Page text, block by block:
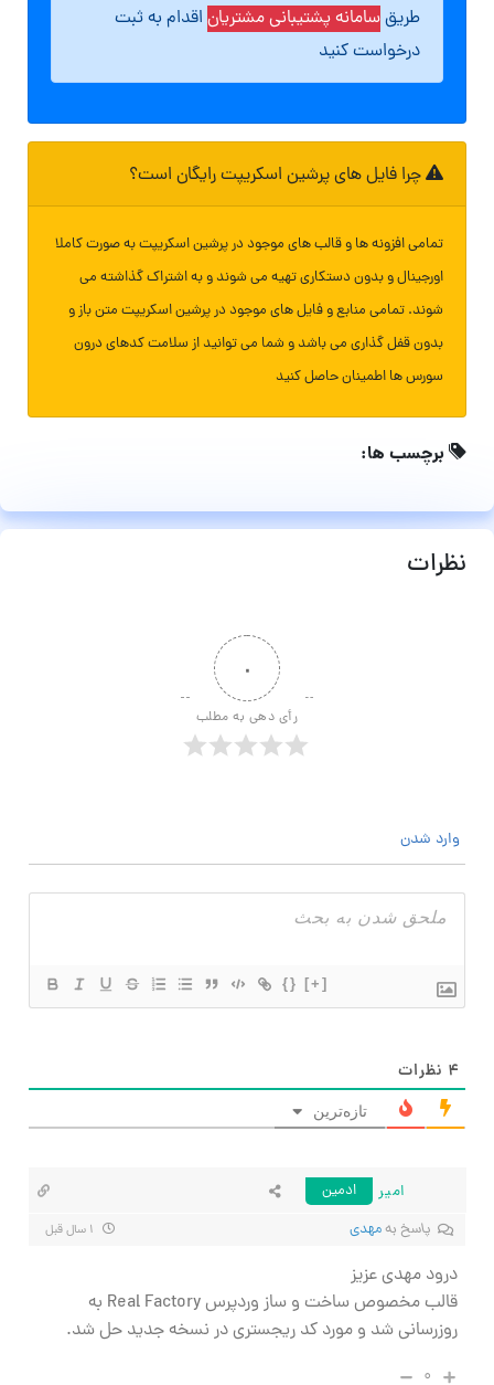
طریقسامانه پشتیبانی مشتریان اقدام به ثبت
درخواست کنید
چرا فایل های پرشین اسکریپت رایگان است؟
تمامی افزونه ها و قالب های موجود در پرشین اسکریپت به صورت کاملا
اورجینال و بدون دستکاری تهیه می شوند و به اشتراک گذاشته می
شوند. تمامی منابع و فایل های موجود در پرشین اسکریپت متن باز و
بدون قفل گذاری می باشد و شما می توانید از سلامت کدهای درون
سورس ها اطمینان حاصل کنید
برچسب ها:
نظرات
۰
رأی دهی به مطلب
وارد شدن
{} [+]
۴ نظرات
تازه‌ترین
امیر
ادمین
پاسخ بهمهدی
درود مهدی عزیز
قالب مخصوص ساخت و ساز وردپرس Real Factory به
روزرسانی شد و مورد کد ریجستری در نسخه جدید حل شد.
۰